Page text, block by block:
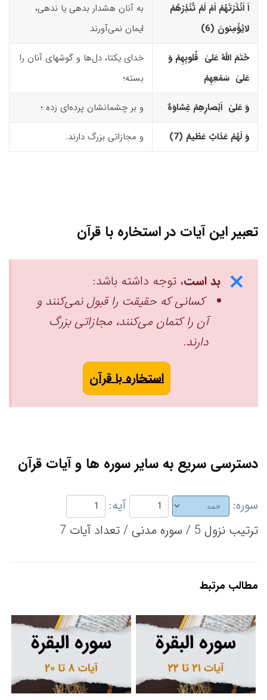
اَ اَنْذَرْتَهُمْ اَمْ لَمْ تُنْذِرْهُمْ
لایُؤْمِنونَ (6)‏
به آنان هشدار بدهی یا ندهی،
ایمان نمی‌آورند
خَتَمَ اللّهُ عَلیٰ قُلوبِهِمْ وَ
عَلیٰ سَمْعِهِمْ
خدای یکتا، دل‌ها و گوشهای آنان را
بسته؛
وَ عَلیٰ اَبْصارِهِمْ غِشاوَهٌ و بر چشمانشان پرده‌ای زده ؛
وَ لَهُمْ عَذابٌ عَظیمٌ (7)‏ و مجازاتی بزرگ دارند.
تعبیر این آیات در استخاره با قرآن
بد است، توجه داشته باشد:
کسانی که حقیقت را قبول نمی‌کنند و
آن را کتمان می‌کنند، مجازاتی بزرگ
دارند.
استخاره با قرآن
دسترسی سریع به سایر سوره ها و آیات قرآن
سوره:
آیه:
ترتیب نزول 5 / سوره مدنی / تعداد آیات 7
مطالب مرتبط